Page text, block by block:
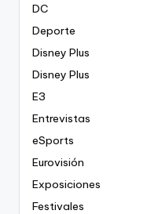
DC
Deporte
Disney Plus
Disney Plus
E3
Entrevistas
eSports
Eurovisión
Exposiciones
Festivales